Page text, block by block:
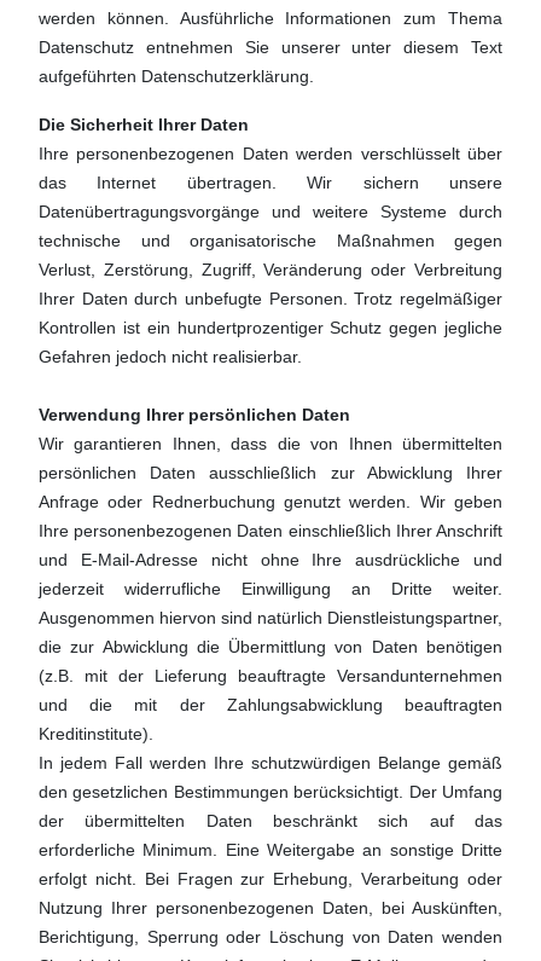
werden können. Ausführliche Informationen zum Thema
Datenschutz entnehmen Sie unserer unter diesem Text
aufgeführten Datenschutzerklärung.
Die Sicherheit Ihrer Daten
Ihre personenbezogenen Daten werden verschlüsselt über
das Internet übertragen. Wir sichern unsere
Datenübertragungsvorgänge und weitere Systeme durch
technische und organisatorische Maßnahmen gegen
Verlust, Zerstörung, Zugriff, Veränderung oder Verbreitung
Ihrer Daten durch unbefugte Personen. Trotz regelmäßiger
Kontrollen ist ein hundertprozentiger Schutz gegen jegliche
Gefahren jedoch nicht realisierbar.
Verwendung Ihrer persönlichen Daten
Wir garantieren Ihnen, dass die von Ihnen übermittelten
persönlichen Daten ausschließlich zur Abwicklung Ihrer
Anfrage oder Rednerbuchung genutzt werden. Wir geben
Ihre personenbezogenen Daten einschließlich Ihrer Anschrift
und E-Mail-Adresse nicht ohne Ihre ausdrückliche und
jederzeit widerrufliche Einwilligung an Dritte weiter.
Ausgenommen hiervon sind natürlich Dienstleistungspartner,
die zur Abwicklung die Übermittlung von Daten benötigen
(z.B. mit der Lieferung beauftragte Versandunternehmen
und die mit der Zahlungsabwicklung beauftragten
Kreditinstitute).
In jedem Fall werden Ihre schutzwürdigen Belange gemäß
den gesetzlichen Bestimmungen berücksichtigt. Der Umfang
der übermittelten Daten beschränkt sich auf das
erforderliche Minimum. Eine Weitergabe an sonstige Dritte
erfolgt nicht. Bei Fragen zur Erhebung, Verarbeitung oder
Nutzung Ihrer personenbezogenen Daten, bei Auskünften,
Berichtigung, Sperrung oder Löschung von Daten wenden